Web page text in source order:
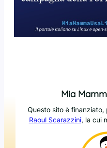
Mia
Questo sito è
Raoul Scarazzini, la cui